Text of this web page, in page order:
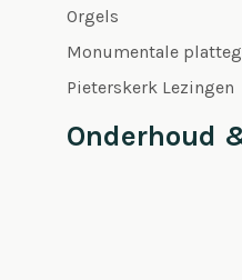
Orgels
Monumentale
Pieterskerk Lezingen
Onderhoud